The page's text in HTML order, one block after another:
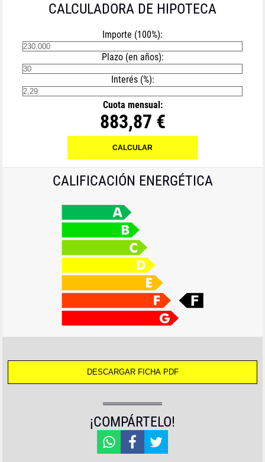
CALCULADORA DE HIPOTECA
Importe (100%):
Plazo (en años):
Interés (%):
Cuota mensual:
883,87 €
CALIFICACIÓN ENERGÉTICA
¡COMPÁRTELO!